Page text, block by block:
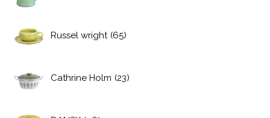
Russel wright (65)
Cathrine Holm (23)